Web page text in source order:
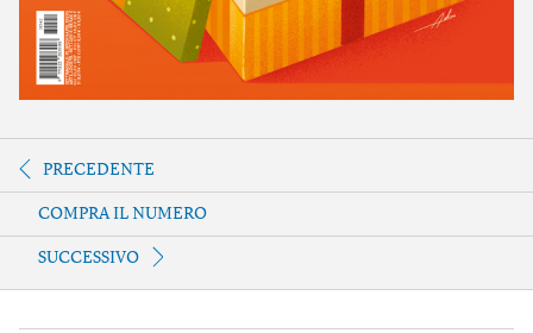
PRECEDENTE
COMPRA IL NUMERO
SUCCESSIVO